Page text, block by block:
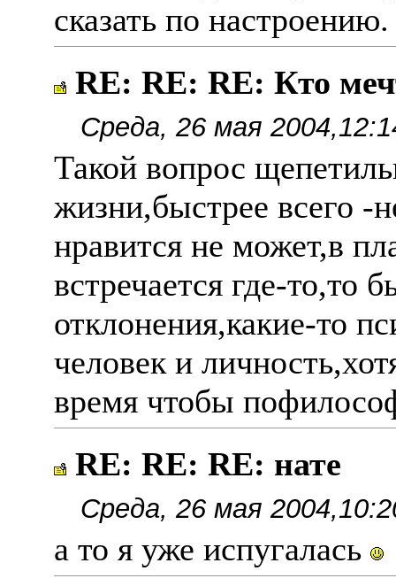
сказать по
RE: RE: RE: Кто
Среда, 26 мая
Такой вопрос
жизни,быстрее всего -
нравится не может,в
встречается где-то,то
отклонения,какие-то
человек и
время чтобы
RE: RE: RE: нате
Среда, 26 мая
а то я уже испугалась